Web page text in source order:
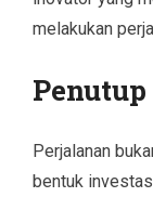
melakukan
Penutup
Perjalanan
bentuk